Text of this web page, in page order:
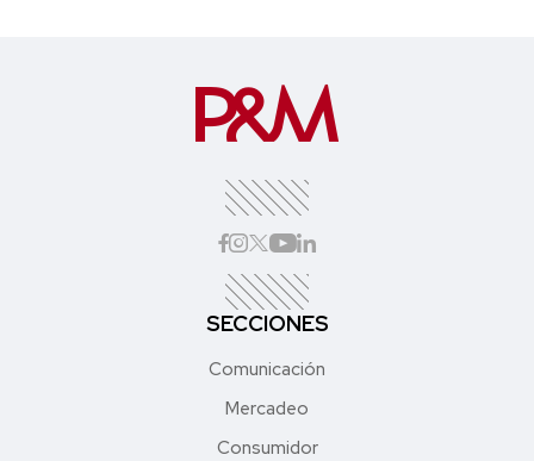
SECCIONES
Comunicación
Mercadeo
Consumidor